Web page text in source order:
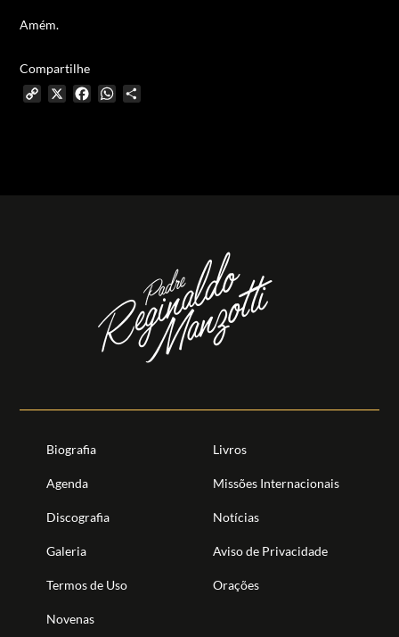
Amém.
Compartilhe
Copy X FacebookWhatsApp
Biografia Livros
Agenda Missões Internacionais
Discografia Notícias
Galeria Aviso de Privacidade
Termos de Uso Orações
Novenas